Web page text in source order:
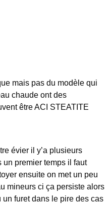
mais pas du modèle qui
chaude ont des
être ACI STEATITE
évier il y’a plusieurs
un premier temps il faut
ensuite on met un peu
mineurs ci ça persiste alors
furet dans le pire des cas